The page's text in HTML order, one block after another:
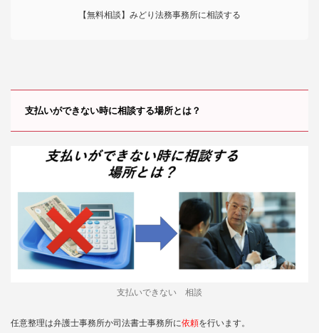
【無料相談】みどり法務事務所に相談する
支払いができない時に相談する場所とは？
支払いできない 相談
任意整理は弁護士事務所か司法書士事務所に依頼を行います。